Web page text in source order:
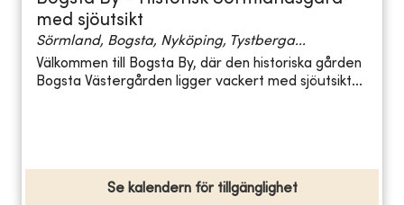
med sjöutsikt
Sörmland, Bogsta, Nyköping, Tystberga...
Välkommen till Bogsta By, där den historiska gården
Bogsta Västergården ligger vackert med sjöutsikt...
Se kalendern för tillgänglighet